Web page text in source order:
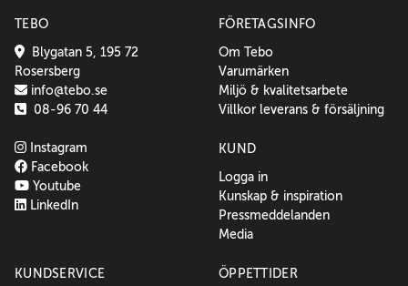
TEBO
Blygatan 5, 195 72
Rosersberg
info@tebo.se
08-96 70 44
Instagram
Facebook
Youtube
LinkedIn
FÖRETAGSINFO
Om Tebo
Varumärken
Miljö & kvalitetsarbete
Villkor leverans & försäljning
KUND
Logga in
Kunskap & inspiration
Pressmeddelanden
Media
KUNDSERVICE
ÖPPETTIDER